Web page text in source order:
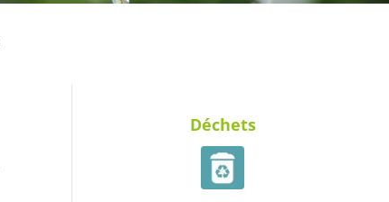
Déchets